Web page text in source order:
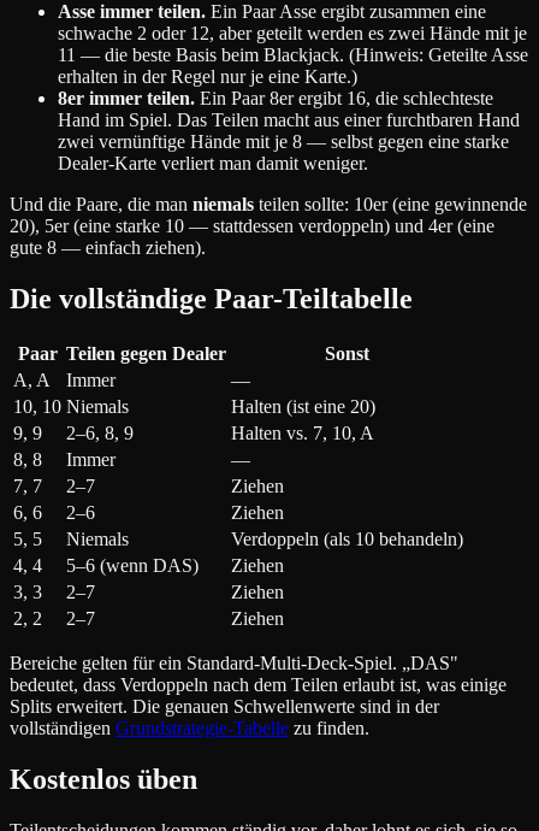
Asse immer teilen. Ein Paar Asse ergibt zusammen eine
schwache 2 oder 12, aber geteilt werden es zwei Hände mit je
11 — die beste Basis beim Blackjack. (Hinweis: Geteilte Asse
erhalten in der Regel nur je eine Karte.)
8er immer teilen. Ein Paar 8er ergibt 16, die schlechteste
Hand im Spiel. Das Teilen macht aus einer furchtbaren Hand
zwei vernünftige Hände mit je 8 — selbst gegen eine starke
Dealer-Karte verliert man damit weniger.
Und die Paare, die man niemals teilen sollte: 10er (eine gewinnende
20), 5er (eine starke 10 — stattdessen verdoppeln) und 4er (eine
gute 8 — einfach ziehen).
Die vollständige Paar-Teiltabelle
Paar Teilen gegen Dealer
Sonst
A, A
Immer
—
10, 10 Niemals
Halten (ist eine 20)
9, 9
2–6, 8, 9
Halten vs. 7, 10, A
8, 8
Immer
—
7, 7
2–7
Ziehen
6, 6
2–6
Ziehen
5, 5
Niemals
Verdoppeln (als 10 behandeln)
4, 4
5–6 (wenn DAS)
Ziehen
3, 3
2–7
Ziehen
2, 2
2–7 Ziehen
Bereiche gelten für ein Standard-Multi-Deck-Spiel. „DAS"
bedeutet, dass Verdoppeln nach dem Teilen erlaubt ist, was einige
Splits erweitert. Die genauen Schwellenwerte sind in der
vollständigen Grundstrategie-Tabelle zu finden.
Kostenlos üben